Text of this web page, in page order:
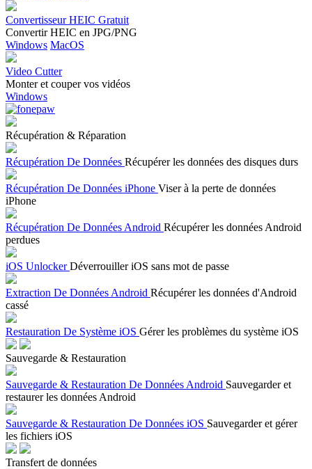
Convertisseur HEIC Gratuit
Convertir HEIC en JPG/PNG
Windows MacOS
Video Cutter
Monter et couper vos vidéos
Windows
Récupération & Réparation
Récupération De Données Récupérer les données des disques durs
Récupération De Données iPhone Viser à la perte de données
iPhone
Récupération De Données Android Récupérer les données Android
perdues
iOS Unlocker Déverrouiller iOS sans mot de passe
Extraction De Données Android Récupérer les données d'Android
cassé
Restauration De Système iOS Gérer les problèmes du système iOS
Sauvegarde & Restauration
Sauvegarde & Restauration De Données Android Sauvegarder et
restaurer les données Android
Sauvegarde & Restauration De Données iOS Sauvegarder et gérer
les fichiers iOS
Transfert de données